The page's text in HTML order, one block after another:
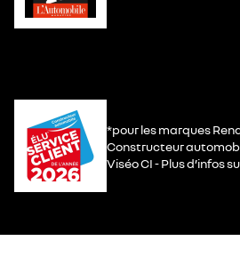
*pour les marques
Constructeur
Viséo CI - Plus d’infos